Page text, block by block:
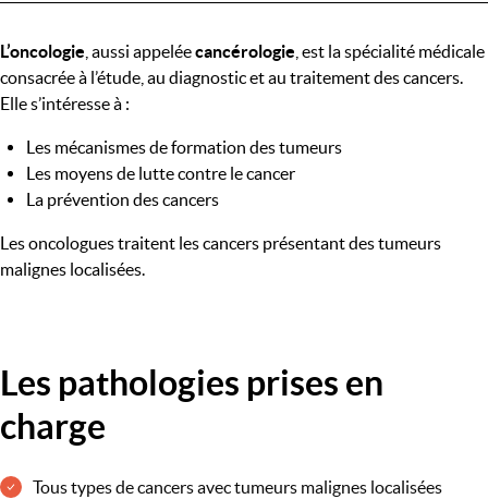
L’oncologie , aussi appeléecancérologie , est la spécialité médicale
consacrée à l’étude, au diagnostic et au traitement des cancers.
Elle s’intéresse à :
Les mécanismes de formation des tumeurs
Les moyens de lutte contre le cancer
La prévention des cancers
Les oncologues traitent les cancers présentant des tumeurs
malignes localisées.
Les pathologies prises en
charge
Tous types de cancers avec tumeurs malignes localisées